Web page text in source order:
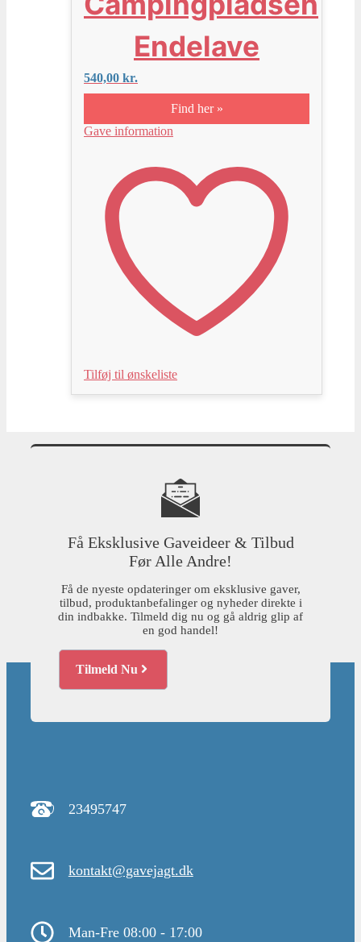
Endelave
540,00 kr.
Find her »
Gave information
Tilføj til ønskeliste
Få Eksklusive Gaveideer & Tilbud
Før Alle Andre!
Få de nyeste opdateringer om eksklusive gaver,
tilbud, produktanbefalinger og nyheder direkte i
din indbakke. Tilmeld dig nu og gå aldrig glip af
en god handel!
Tilmeld Nu
23495747
kontakt@gavejagt.dk
Man-Fre 08:00 - 17:00